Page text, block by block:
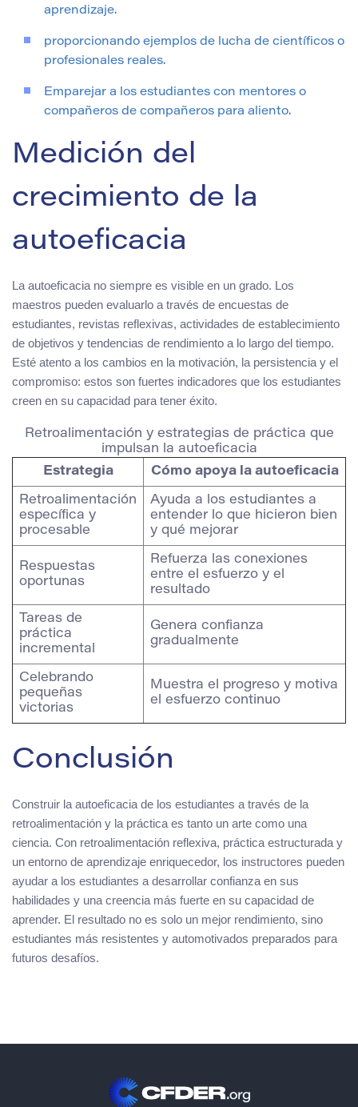
aprendizaje.
proporcionando ejemplos de lucha de científicos o
profesionales reales.
Emparejar a los estudiantes con mentores o
compañeros de compañeros para aliento.
Medición del
crecimiento de la
autoeficacia
La autoeficacia no siempre es visible en un grado. Los
maestros pueden evaluarlo a través de encuestas de
estudiantes, revistas reflexivas, actividades de establecimiento
de objetivos y tendencias de rendimiento a lo largo del tiempo.
Esté atento a los cambios en la motivación, la persistencia y el
compromiso: estos son fuertes indicadores que los estudiantes
creen en su capacidad para tener éxito.
Retroalimentación y estrategias de práctica que
impulsan la autoeficacia
Estrategia
Cómo apoya la autoeficacia
Retroalimentación
específica y
procesable
Ayuda a los estudiantes a
entender lo que hicieron bien
y qué mejorar
Respuestas
oportunas
Refuerza las conexiones
entre el esfuerzo y el
resultado
Tareas de
práctica
incremental
Genera confianza
gradualmente
Celebrando
pequeñas
victorias
Muestra el progreso y motiva
el esfuerzo continuo
Conclusión
Construir la autoeficacia de los estudiantes a través de la
retroalimentación y la práctica es tanto un arte como una
ciencia. Con retroalimentación reflexiva, práctica estructurada y
un entorno de aprendizaje enriquecedor, los instructores pueden
ayudar a los estudiantes a desarrollar confianza en sus
habilidades y una creencia más fuerte en su capacidad de
aprender. El resultado no es solo un mejor rendimiento, sino
estudiantes más resistentes y automotivados preparados para
futuros desafíos.